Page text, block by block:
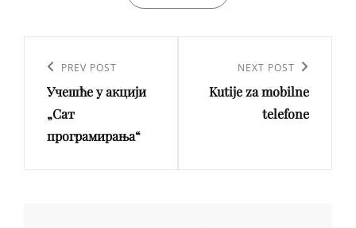
чланка
Previous
Post
PREV POST
Учешће у акцији
„Сат
програмирања“
Post
NEXT POST
Kutije za mobilne
telefone